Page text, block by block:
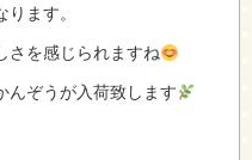
ます。
さを感じられますね
んぞうが入荷致します